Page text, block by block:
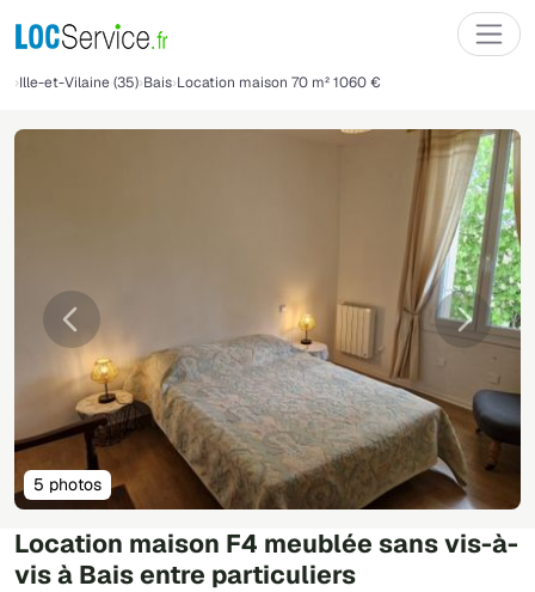
Ille-et-Vilaine (35) Bais Location maison 70 m² 1060 €
Location maison F4 meublée sans vis-à-
vis à Bais entre particuliers
Précédente
5 photos